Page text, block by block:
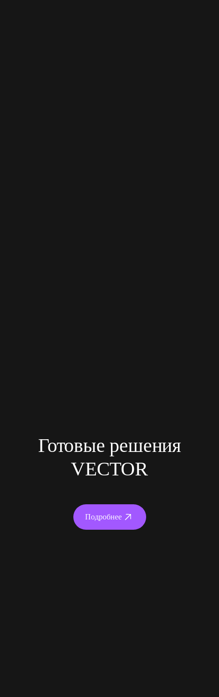
Готовые решения
VECTOR
Подробнее